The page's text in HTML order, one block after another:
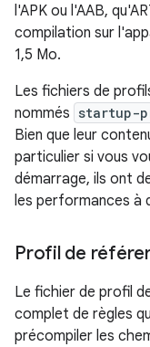
l'APK ou l'AAB,
compilation sur
1,5 Mo.
Les fichiers de
nommés startup-
Bien que leur
particulier si vous
démarrage, ils ont
les performances à
Profil de
Le fichier de profil
complet de règles
précompiler les